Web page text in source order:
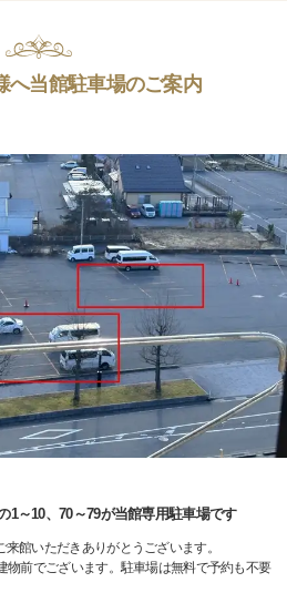
へ当館駐車場のご案内
1～10、70～79が当館専用駐車場です
館いただきありがとうございます。
物前でございます。駐車場は無料で予約も不要